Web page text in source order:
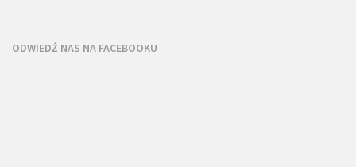
ODWIEDŹ NAS NA FACEBOOKU